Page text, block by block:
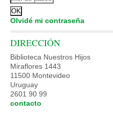
Olvidé mi contraseña
DIRECCIÓN
Biblioteca Nuestros Hijos
Miraflores 1443
11500 Montevideo
Uruguay
2601 90 99
contacto